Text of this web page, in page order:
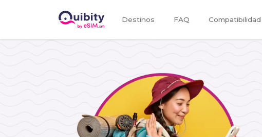
Destinos FAQ Compatibilidad